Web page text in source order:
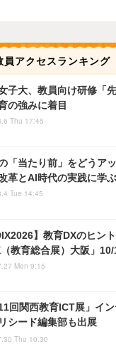
員アクセスランキング
子大、教員向け研修「
の強みに着目
Thu 17:45
「当たり前」をどうア
革とAI時代の実践に学ぶ
Tue 14:45
】教育DXのヒン
（教育総合展）大阪」
Mon 9:15
11回関西教育ICT展」イ
シード編集部も出展
Thu 10:30